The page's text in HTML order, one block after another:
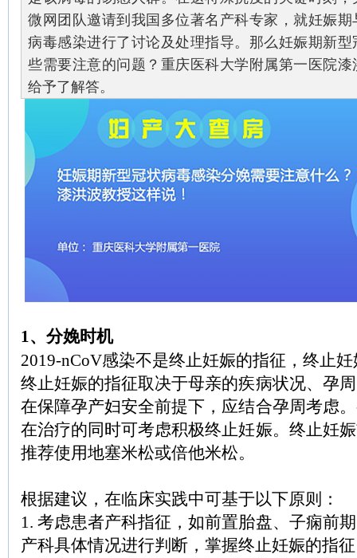
微网团队邀请到我国多位著名产科专家，就妊娠
病毒感染进行了讨论及处理指导。那么妊娠期新
些需要注意的问题？重庆医科大学附属第一医院
给予了解答。
1、分娩时机
2019-nCoV感染不是终止妊娠的指征，终止
终止妊娠的指征取决于母亲的疾病状况、孕
在保障孕产妇安全前提下，应结合孕周考虑
在治疗的同时可考虑积极终止妊娠。终止妊
推荐使用地塞米松或倍他米松。
根据建议，在临床实践中可基于以下原则：
1. 考虑患者产科指征，如前置胎盘、子痫前
产科具体情况进行判断，掌握终止妊娠的指